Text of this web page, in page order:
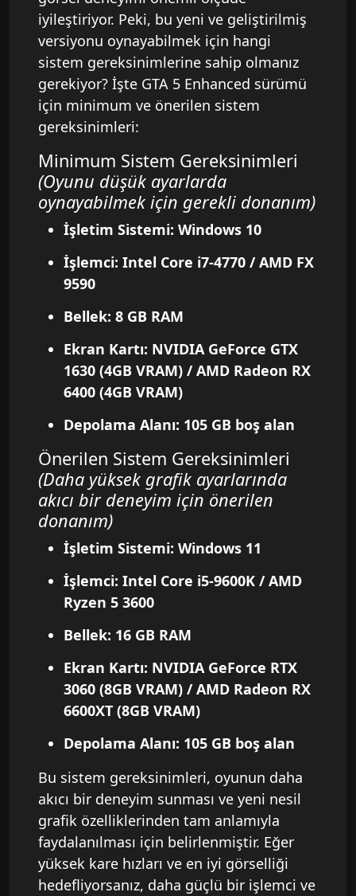
iyileştiriyor. Peki, bu yeni ve geliştirilmiş
versiyonu oynayabilmek için hangi
sistem gereksinimlerine sahip olmanız
gerekiyor? İşte GTA 5 Enhanced sürümü
için minimum ve önerilen sistem
gereksinimleri:
Minimum Sistem Gereksinimleri
(Oyunu düşük ayarlarda
oynayabilmek için gerekli donanım)
İşletim Sistemi: Windows 10
İşlemci: Intel Core i7-4770 / AMD FX
9590
Bellek: 8 GB RAM
Ekran Kartı: NVIDIA GeForce GTX
1630 (4GB VRAM) / AMD Radeon RX
6400 (4GB VRAM)
Depolama Alanı: 105 GB boş alan
Önerilen Sistem Gereksinimleri
(Daha yüksek grafik ayarlarında
akıcı bir deneyim için önerilen
donanım)
İşletim Sistemi: Windows 11
İşlemci: Intel Core i5-9600K / AMD
Ryzen 5 3600
Bellek: 16 GB RAM
Ekran Kartı: NVIDIA GeForce RTX
3060 (8GB VRAM) / AMD Radeon RX
6600XT (8GB VRAM)
Depolama Alanı: 105 GB boş alan
Bu sistem gereksinimleri, oyunun daha
akıcı bir deneyim sunması ve yeni nesil
grafik özelliklerinden tam anlamıyla
faydalanılması için belirlenmiştir. Eğer
yüksek kare hızları ve en iyi görselliği
hedefliyorsanız, daha güçlü bir işlemci ve